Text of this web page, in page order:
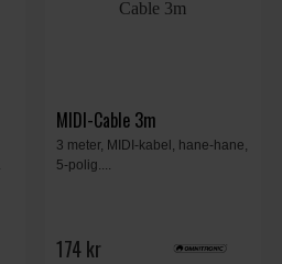
MIDI-Cable 3m
3 meter, MIDI-kabel, hane-hane,
5-polig....
174 kr